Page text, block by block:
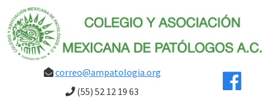
correo@ampatologia.org
(55) 52 12 19 63